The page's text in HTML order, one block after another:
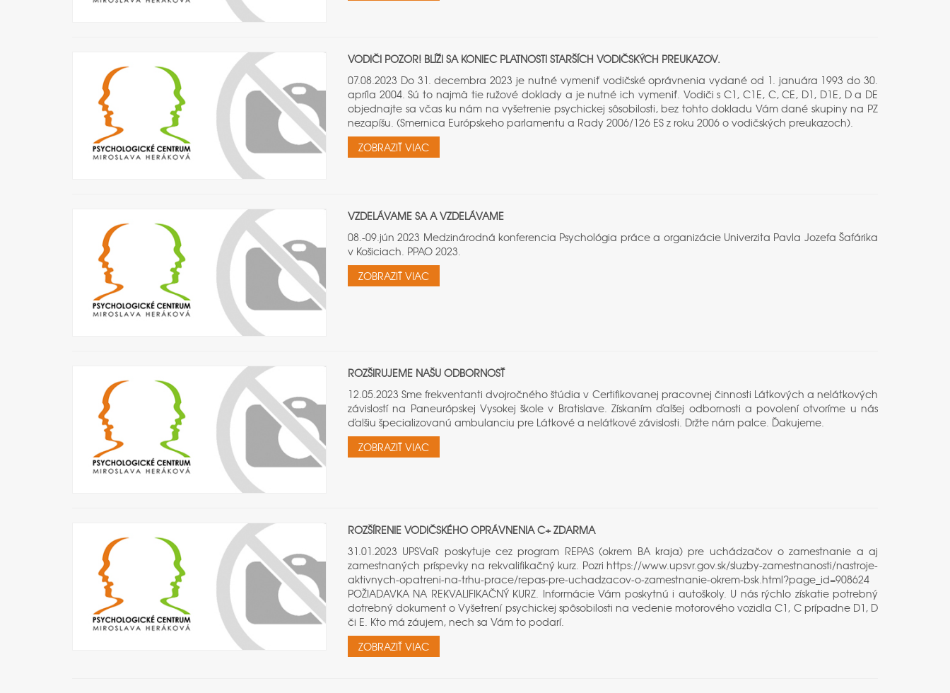
VODIČI POZOR! BLÍŽI SA KONIEC PLATNOSTI STARŠÍCH VODIČSKÝCH PREUKAZOV.
07.08.2023 Do 31. decembra 2023 je nutné vymeniť vodičské oprávnenia vydané od 1. januára 1993 do 30.
apríla 2004. Sú to najmä tie ružové doklady a je nutné ich vymeniť. Vodiči s C1, C1E, C, CE, D1, D1E, D a DE
objednajte sa včas ku nám na vyšetrenie psychickej sôsobilosti, bez tohto dokladu Vám dané skupiny na PZ
nezapíšu. (Smernica Európskeho parlamentu a Rady 2006/126 ES z roku 2006 o vodičských preukazoch).
ZOBRAZIŤ VIAC
VZDELÁVAME SA A VZDELÁVAME
08.-09.jún 2023 Medzinárodná konferencia Psychológia práce a organizácie Univerzita Pavla Jozefa Šafárika
v Košiciach. PPAO 2023.
ZOBRAZIŤ VIAC
ROZŠIRUJEME NAŠU ODBORNOSŤ
12.05.2023 Sme frekventanti dvojročného štúdia v Certifikovanej pracovnej činnosti Látkových a nelátkových
závislostí na Paneurópskej Vysokej škole v Bratislave. Získaním ďalšej odbornosti a povolení otvoríme u nás
ďalšiu špecializovanú ambulanciu pre Látkové a nelátkové závislosti. Držte nám palce. Ďakujeme.
ZOBRAZIŤ VIAC
ROZŠÍRENIE VODIČSKÉHO OPRÁVNENIA C+ ZDARMA
31.01.2023 UPSVaR poskytuje cez program REPAS (okrem BA kraja) pre uchádzačov o zamestnanie a aj
zamestnaných príspevky na rekvalifikačný kurz. Pozri https://www.upsvr.gov.sk/sluzby-zamestnanosti/nastroje-
aktivnych-opatreni-na-trhu-prace/repas-pre-uchadzacov-o-zamestnanie-okrem-bsk.html?page_id=908624
POŽIADAVKA NA REKVALIFIKAČNÝ KURZ. Informácie Vám poskytnú i autoškoly. U nás rýchlo získatie potrebný
dotrebný dokument o Vyšetrení psychickej spôsobilosti na vedenie motorového vozidla C1, C prípadne D1, D
či E. Kto má záujem, nech sa Vám to podarí.
ZOBRAZIŤ VIAC